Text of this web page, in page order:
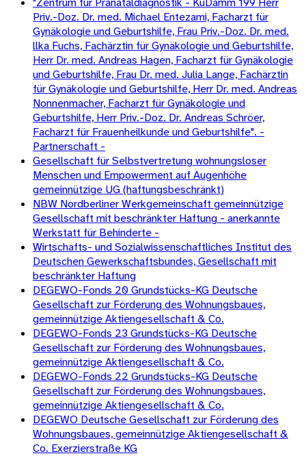
Priv.-Doz. Dr. med. Michael Entezami, Facharzt für
Gynäkologie und Geburtshilfe, Frau Priv.-Doz. Dr. med.
llka Fuchs, Fachärztin für Gynäkologie und Geburtshilfe,
Herr Dr. med. Andreas Hagen, Facharzt für Gynäkologie
und Geburtshilfe, Frau Dr. med. Julia Lange, Fachärztin
für Gynäkologie und Geburtshilfe, Herr Dr. med. Andreas
Nonnenmacher, Facharzt für Gynäkologie und
Geburtshilfe, Herr Priv.-Doz. Dr. Andreas Schröer,
Facharzt für Frauenheilkunde und Geburtshilfe". -
Partnerschaft -
Gesellschaft für Selbstvertretung wohnungsloser
Menschen und Empowerment auf Augenhöhe
gemeinnützige UG (haftungsbeschränkt)
NBW Nordberliner Werkgemeinschaft gemeinnützige
Gesellschaft mit beschränkter Haftung - anerkannte
Werkstatt für Behinderte -
Wirtschafts- und Sozialwissenschaftliches Institut des
Deutschen Gewerkschaftsbundes, Gesellschaft mit
beschränkter Haftung
DEGEWO-Fonds 20 Grundstücks-KG Deutsche
Gesellschaft zur Förderung des Wohnungsbaues,
gemeinnützige Aktiengesellschaft & Co.
DEGEWO-Fonds 23 Grundstücks-KG Deutsche
Gesellschaft zur Förderung des Wohnungsbaues,
gemeinnützige Aktiengesellschaft & Co.
DEGEWO-Fonds 22 Grundstücks-KG Deutsche
Gesellschaft zur Förderung des Wohnungsbaues,
gemeinnützige Aktiengesellschaft & Co.
DEGEWO Deutsche Gesellschaft zur Förderung des
Wohnungsbaues, gemeinnützige Aktiengesellschaft &
Co. Exerzierstraße KG